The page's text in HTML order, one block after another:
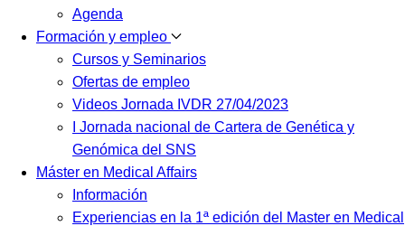
Agenda
Formación y empleo
Cursos y Seminarios
Ofertas de empleo
Videos Jornada IVDR 27/04/2023
I Jornada nacional de Cartera de Genética y
Genómica del SNS
Máster en Medical Affairs
Información
Experiencias en la 1ª edición del Master en Medical